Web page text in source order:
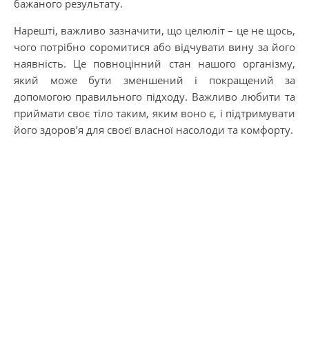
бажаного результату.
Нарешті, важливо зазначити, що целюліт – це не щось,
чого потрібно соромитися або відчувати вину за його
наявність. Це повноцінний стан нашого організму,
який може бути зменшений і покращений за
допомогою правильного підходу. Важливо любити та
приймати своє тіло таким, яким воно є, і підтримувати
його здоров’я для своєї власної насолоди та комфорту.